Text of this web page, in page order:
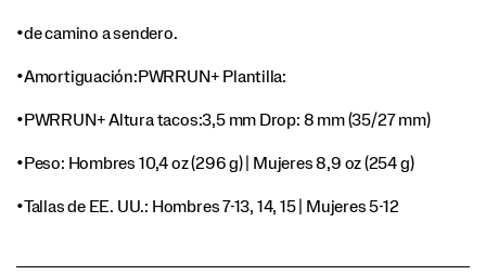
•de camino a sendero.
•Amortiguación:PWRRUN+ Plantilla:
•PWRRUN+ Altura tacos:3,5 mm Drop: 8 mm (35/27 mm)
•Peso: Hombres 10,4 oz (296 g) | Mujeres 8,9 oz (254 g)
•Tallas de EE. UU.: Hombres 7-13, 14, 15 | Mujeres 5-12